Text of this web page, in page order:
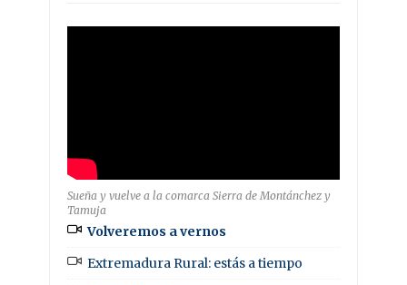
Sueña y vuelve a la comarca Sierra de Montánchez y
Tamuja
Volveremos a vernos
Extremadura Rural: estás a tiempo